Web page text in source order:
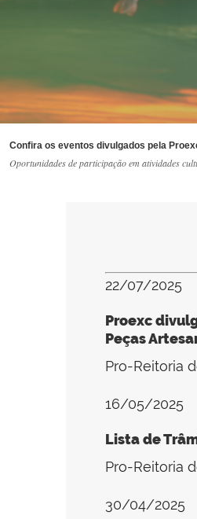
Confira os eventos divulgados pela
Oportunidades de participação em atividades
22/07/2025
Proexc
Peças
Pro-Reitoria
16/05/2025
Lista de
Pro-Reitoria
30/04/2025